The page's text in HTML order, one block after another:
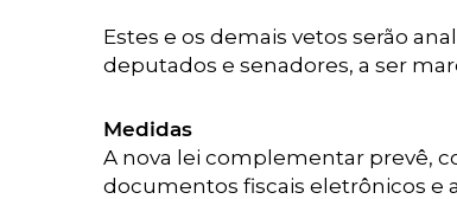
Estes e os demais vetos serão
deputados e senadores, a ser
Medidas
A nova lei complementar prevê,
documentos fiscais eletrônicos e